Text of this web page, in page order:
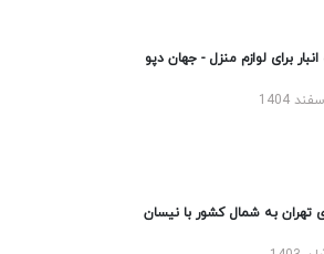
برای لوازم منزل - جهان دپو
تهران به شمال کشور با نیسان